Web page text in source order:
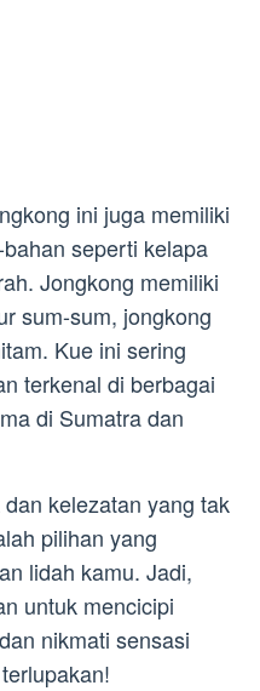
ini juga memiliki
seperti kelapa
Jongkong memiliki
sum-sum, jongkong
Kue ini sering
terkenal di berbagai
di Sumatra dan
kelezatan yang tak
pilihan yang
lidah kamu. Jadi,
untuk mencicipi
nikmati sensasi